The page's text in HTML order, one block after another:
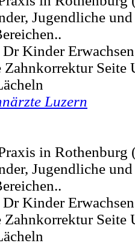
Jugendliche
Kinder
Seite
Luzern
in
Jugendliche
Kinder
Seite